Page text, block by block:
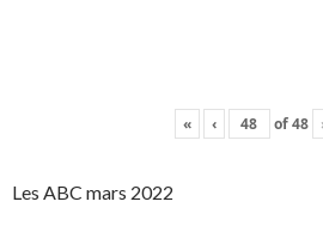
« ‹ of48
Les ABC mars 2022